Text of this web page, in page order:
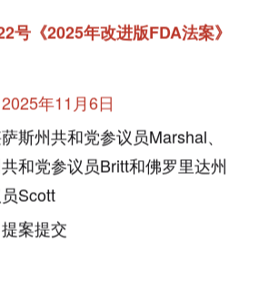
《2025年改进版FDA法案》
年11月6日
斯州共和党参议员Marshal、
和党参议员Britt和佛罗里达州
Scott
案提交